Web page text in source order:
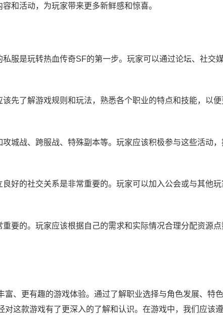
和活动，为玩家带来更多新鲜感和惊喜。
服是玩转热血传奇SF的第一步。玩家可以通过论坛、社交
先了解游戏规则和玩法，熟悉各个职业的特点和技能，以
城战、跨服战、特殊副本等。玩家应该积极参与这些活动
好的社交关系是非常重要的。玩家可以加入公会或与其他
要的。玩家应该根据自己的需求和实际情况合理分配资源
、更有趣的游戏体验。通过了解职业选择与角色发展、特
这款游戏有了更深入的了解和认识。在游戏中，我们应该